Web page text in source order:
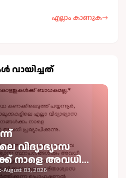
എല്ലാം കാണുക
വിദ്യാഭ്യാസ
നാളെ അവധി
-August 03, 2026